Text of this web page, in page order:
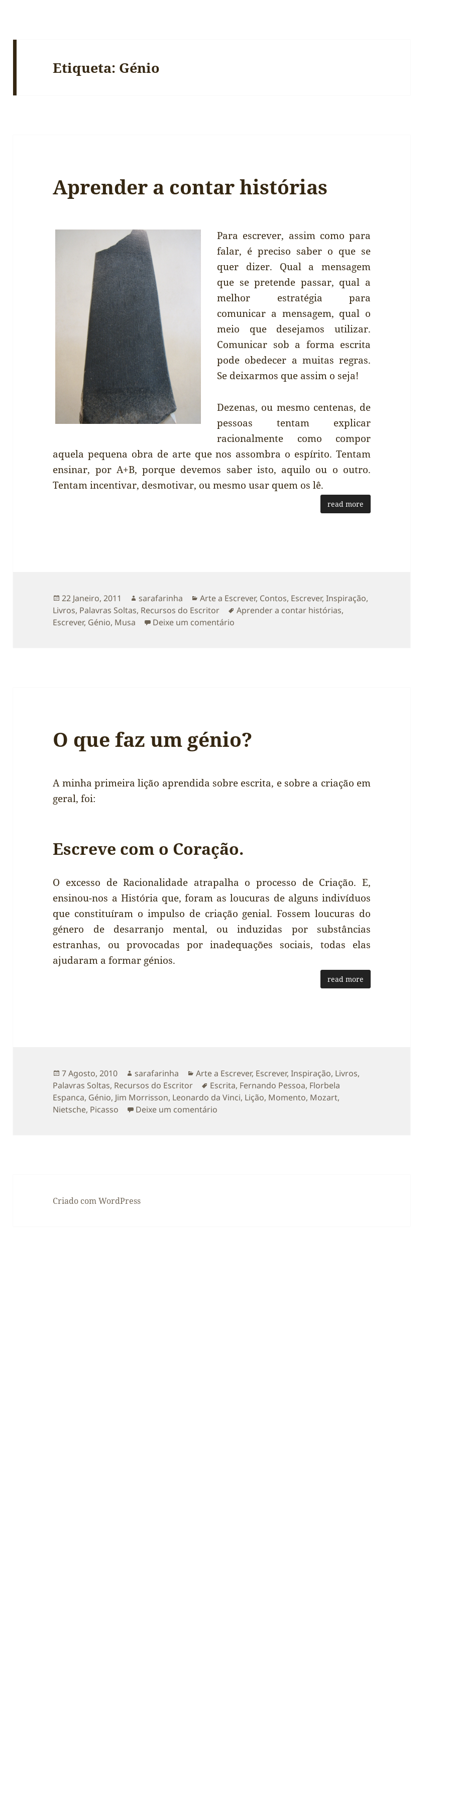
Etiqueta: Génio
Aprender a contar histórias
Para escrever, assim como para
falar, é preciso saber o que se
quer dizer. Qual a mensagem
que se pretende passar, qual a
melhor estratégia para
comunicar a mensagem, qual o
meio que desejamos utilizar.
Comunicar sob a forma escrita
pode obedecer a muitas regras.
Se deixarmos que assim o seja!
Dezenas, ou mesmo centenas, de
pessoas tentam explicar
racionalmente como compor
aquela pequena obra de arte que nos assombra o espírito. Tentam
ensinar, por A+B, porque devemos saber isto, aquilo ou o outro.
Tentam incentivar, desmotivar, ou mesmo usar quem os lê.
read more
Publicado
a
22 Janeiro, 2011 Autor
sarafarinha Categorias
Arte a Escrever, Contos, Escrever,Inspiração,
Livros, Palavras Soltas, Recursos do Escritor Etiquetas
Aprender a contar histórias,
Escrever, Génio, Musa Deixe um comentário
O que faz um génio?
A minha primeira lição aprendida sobre escrita, e sobre a criação em
geral, foi:
Escreve com o Coração.
O excesso de Racionalidade atrapalha o processo de Criação. E,
ensinou-nos a História que, foram as loucuras de alguns indivíduos
que constituíram o impulso de criação genial. Fossem loucuras do
género de desarranjo mental, ou induzidas por substâncias
estranhas, ou provocadas por inadequações sociais, todas elas
ajudaram a formar génios.
read more
Publicado
a
7 Agosto, 2010 Autor
sarafarinha Categorias
Arte a Escrever, Escrever,Inspiração, Livros,
Palavras Soltas, Recursos do Escritor Etiquetas
Escrita, Fernando Pessoa, Florbela
Espanca, Génio, Jim Morrisson, Leonardo da Vinci, Lição, Momento, Mozart,
Nietsche, Picasso Deixe um comentário
Criado com WordPress